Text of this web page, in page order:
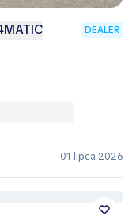
DEALER
01 lipca 2026